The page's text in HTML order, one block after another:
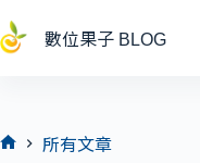
至
容
數位果子 BLOG
所有文章